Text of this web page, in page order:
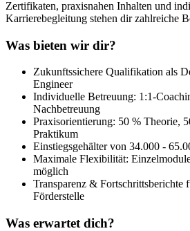
Zertifikaten, praxisnahen Inhalten und
Karrierebegleitung stehen dir zahlreiche
Was bieten wir dir?
Zukunftssichere Qualifikation als
Engineer
Individuelle Betreuung: 1:1-
Nachbetreuung
Praxisorientierung: 50 % Theorie,
Praktikum
Einstiegsgehälter von 34.000 -
Maximale Flexibilität:
möglich
Transparenz & Fortschrittsberichte
Förderstelle
Was erwartet dich?